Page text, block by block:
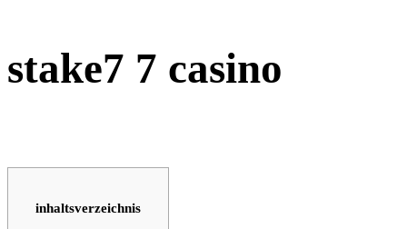
stake7 7 casino
inhaltsverzeichnis